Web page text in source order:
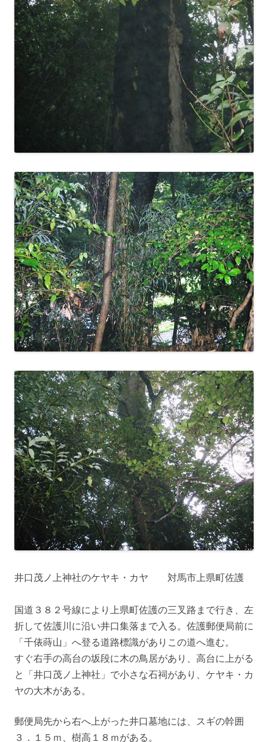
井口茂ノ上神社のケヤキ・カヤ 対馬市上県町佐護
国道３８２号線により上県町佐護の三叉路まで行き、左
折して佐護川に沿い井口集落まで入る。佐護郵便局前に
「千俵蒔山」へ登る道路標識がありこの道へ進む。
すぐ右手の高台の坂段に木の鳥居があり、高台に上がる
と「井口茂ノ上神社」で小さな石祠があり、ケヤキ・カ
ヤの大木がある。
郵便局先から右へ上がった井口墓地には、スギの幹囲
３．１５ｍ、樹高１８ｍがある。